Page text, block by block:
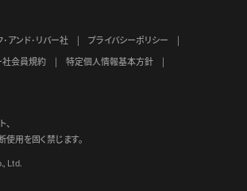
アンド･リバー社
プライバシーポリシー
社会員規約
特定個人情報基本方針
用を固く禁じます。
Ltd.